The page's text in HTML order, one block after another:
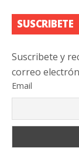
SUSCRIBETE
Suscribete y
correo
Email